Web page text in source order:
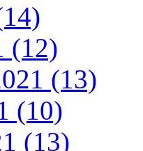
(12)
(13)
(10)
(13)